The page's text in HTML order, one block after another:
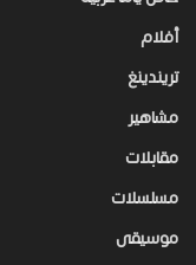
أفلام
تريندينغ
مشاهير
مقابلات
مسلسلات
موسيقى